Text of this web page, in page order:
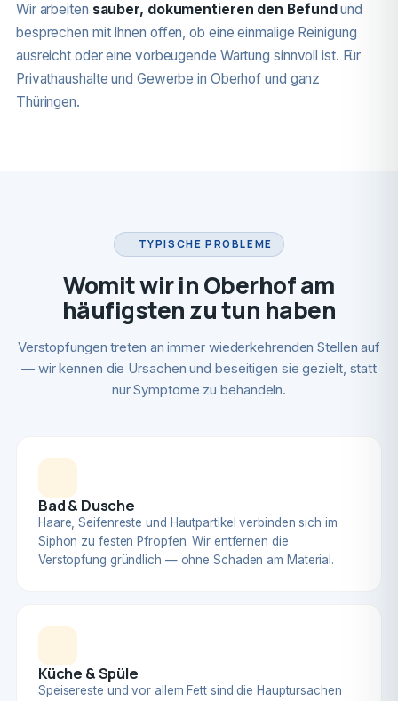
Wir arbeiten sauber, dokumentieren den Befundund
besprechen mit Ihnen offen, ob eine einmalige Reinigung
ausreicht oder eine vorbeugende Wartung sinnvoll ist. Für
Privathaushalte und Gewerbe in Oberhof und ganz
Thüringen.
TYPISCHE PROBLEME
Womit wir in Oberhof am
häufigsten zu tun haben
Verstopfungen treten an immer wiederkehrenden Stellen auf
— wir kennen die Ursachen und beseitigen sie gezielt, statt
nur Symptome zu behandeln.
Bad & Dusche
Haare, Seifenreste und Hautpartikel verbinden sich im
Siphon zu festen Pfropfen. Wir entfernen die
Verstopfung gründlich — ohne Schaden am Material.
Küche & Spüle
Speisereste und vor allem Fett sind die Hauptursachen